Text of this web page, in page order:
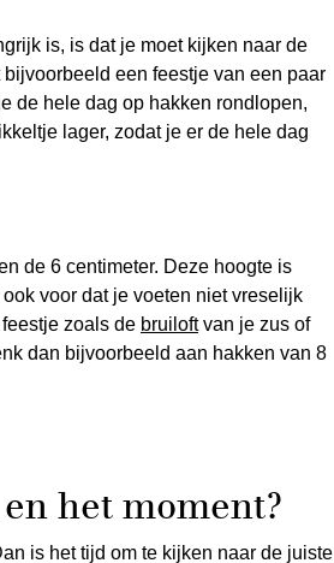
is, is dat je moet kijken naar de
een feestje van een paar
de hele dag op hakken rondlopen,
lager, zodat je er de hele dag
de 6 centimeter. Deze hoogte is
voor dat je voeten niet vreselijk
zoals de bruiloftvan je zus of
dan bijvoorbeeld aan hakken van 8
het moment?
is het tijd om te kijken naar de juiste